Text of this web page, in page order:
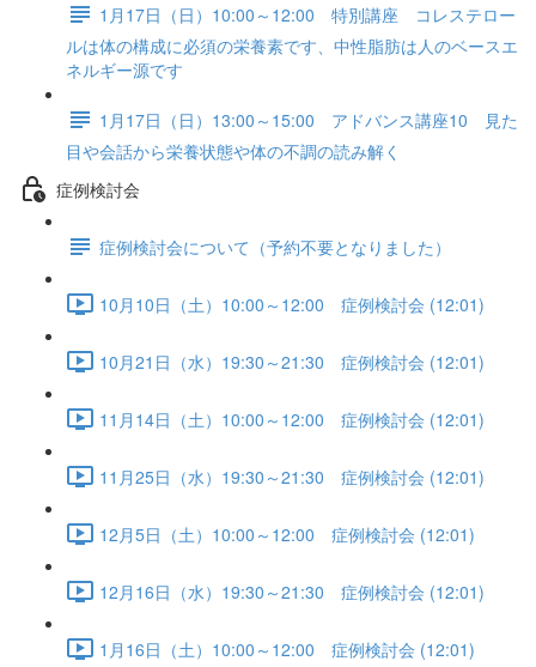
1月17日（日）10:00～12:00 特別講座 コレステロー
ルは体の構成に必須の栄養素です、中性脂肪は人のベースエ
ネルギー源です
1月17日（日）13:00～15:00 アドバンス講座10 見た
目や会話から栄養状態や体の不調の読み解く
症例検討会
症例検討会について（予約不要となりました）
10月10日（土）10:00～12:00 症例検討会 (12:01)
10月21日（水）19:30～21:30 症例検討会 (12:01)
11月14日（土）10:00～12:00 症例検討会 (12:01)
11月25日（水）19:30～21:30 症例検討会 (12:01)
12月5日（土）10:00～12:00 症例検討会 (12:01)
12月16日（水）19:30～21:30 症例検討会 (12:01)
1月16日（土）10:00～12:00 症例検討会 (12:01)